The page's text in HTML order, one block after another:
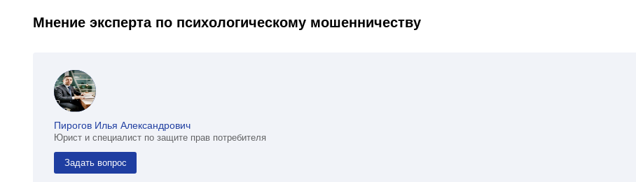
Мнение эксперта по психологическому мошенничеству
Пирогов Илья Александрович
Юрист и специалист по защите прав потребителя
Задать вопрос